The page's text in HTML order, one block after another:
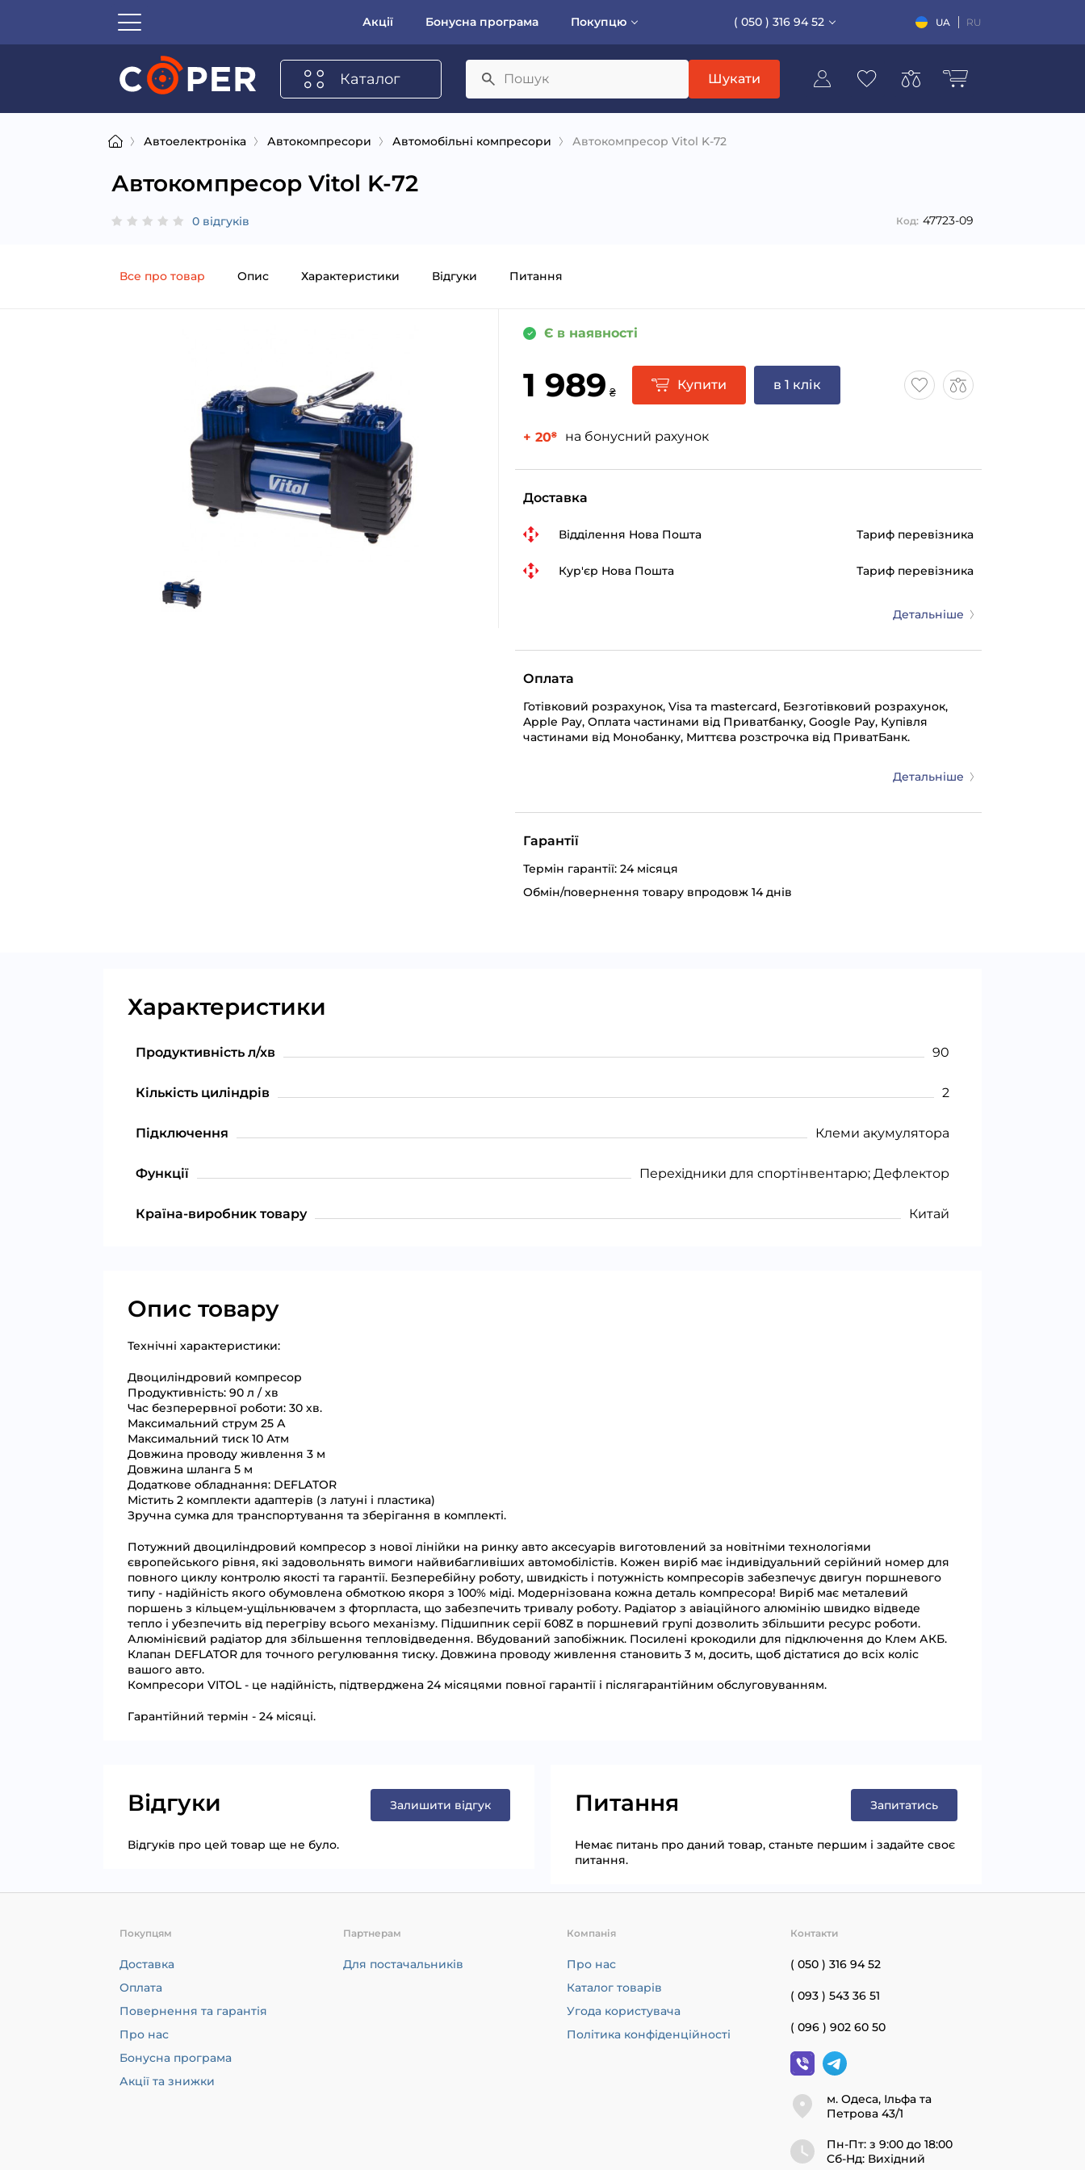
Акції Бонусна програма Покупцю ( 050 ) 316 94 52 UA RU
Каталог Шукати
Автоелектроніка Автокомпресори Автомобільні компресори Автокомпресор Vitol K-72
Автокомпресор Vitol K-72
0 відгуків Код: 47723-09
Все про товар Опис Характеристики Відгуки Питання
Є в наявності
1 989 ₴
Купити в 1 клік
+ 20₴ на бонусний рахунок
Доставка
Відділення Нова Пошта Тариф перевізника
Кур'єр Нова Пошта Тариф перевізника
Детальніше
Оплата
Готівковий розрахунок, Visa та mastercard, Безготівковий розрахунок,
Apple Pay, Оплата частинами від Приватбанку, Google Pay, Купівля
частинами від Монобанку, Миттєва розстрочка від ПриватБанк.
Детальніше
Гарантії
Термін гарантії: 24 місяця
Обмін/повернення товару впродовж 14 днів
Характеристики
Продуктивність л/хв 90
Кількість циліндрів 2
Підключення Клеми акумулятора
Функції Перехідники для спортінвентарю; Дефлектор
Країна-виробник товару Китай
Опис товару
Технічні характеристики:
Двоциліндровий компресор
Продуктивність: 90 л / хв
Час безперервної роботи: 30 хв.
Максимальний струм 25 А
Максимальний тиск 10 Атм
Довжина проводу живлення 3 м
Довжина шланга 5 м
Додаткове обладнання: DEFLATOR
Містить 2 комплекти адаптерів (з латуні і пластика)
Зручна сумка для транспортування та зберігання в комплекті.
Потужний двоциліндровий компресор з нової лінійки на ринку авто аксесуарів виготовлений за новітніми технологіями
європейського рівня, які задовольнять вимоги найвибагливіших автомобілістів. Кожен виріб має індивідуальний серійний номер для
повного циклу контролю якості та гарантії. Безперебійну роботу, швидкість і потужність компресорів забезпечує двигун поршневого
типу - надійність якого обумовлена обмоткою якоря з 100% міді. Модернізована кожна деталь компресора! Виріб має металевий
поршень з кільцем-ущільнювачем з фторпласта, що забезпечить тривалу роботу. Радіатор з авіаційного алюмінію швидко відведе
тепло і убезпечить від перегріву всього механізму. Підшипник серії 608Z в поршневий групі дозволить збільшити ресурс роботи.
Алюмінієвий радіатор для збільшення тепловідведення. Вбудований запобіжник. Посилені крокодили для підключення до Клем АКБ.
Клапан DEFLATOR для точного регулювання тиску. Довжина проводу живлення становить 3 м, досить, щоб дістатися до всіх коліс
вашого авто.
Компресори VITOL - це надійність, підтверджена 24 місяцями повної гарантії і післягарантійним обслуговуванням.
Гарантійний термін - 24 місяці.
Відгуки Залишити відгук
Відгуків про цей товар ще не було.
Питання Запитатись
Немає питань про даний товар, станьте першим і задайте своє
питання.
Покупцям
Доставка
Оплата
Повернення та гарантія
Про нас
Бонусна програма
Акції та знижки
Партнерам
Для постачальників
Компанія
Про нас
Каталог товарів
Угода користувача
Політика конфіденційності
Контакти
( 050 ) 316 94 52
( 093 ) 543 36 51
( 096 ) 902 60 50
м. Одеса, Ільфа та
Петрова 43/1
Пн-Пт: з 9:00 до 18:00
Cб-Нд: Вихідний